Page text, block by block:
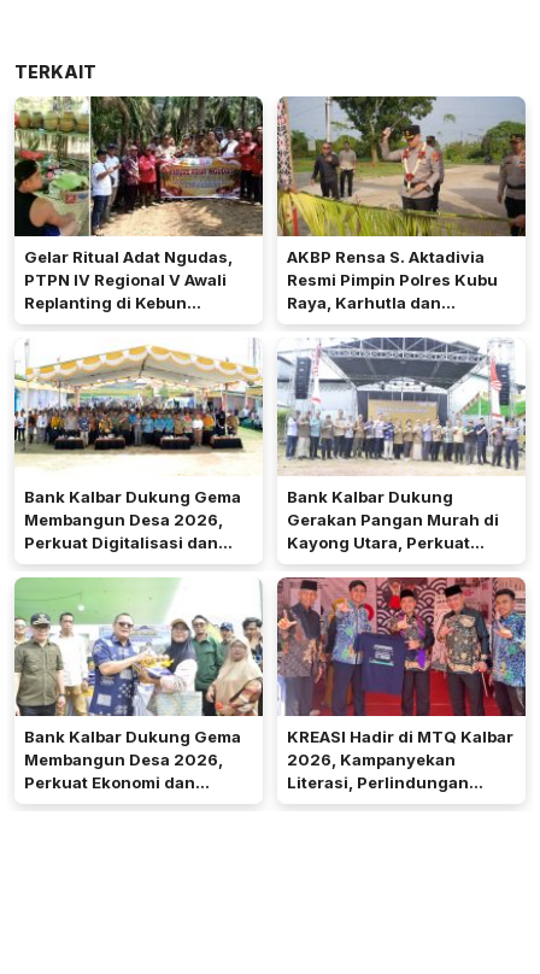
TERKAIT
Gelar Ritual Adat Ngudas,
PTPN IV Regional V Awali
Replanting di Kebun
Kembayan
AKBP Rensa S. Aktadivia
Resmi Pimpin Polres Kubu
Raya, Karhutla dan
Pelayanan Publik Jadi
Prioritas
Bank Kalbar Dukung Gema
Membangun Desa 2026,
Perkuat Digitalisasi dan
Ekonomi Desa Teluk Batang
Bank Kalbar Dukung
Gerakan Pangan Murah di
Kayong Utara, Perkuat
Akses Keuangan
Masyarakat
Bank Kalbar Dukung Gema
Membangun Desa 2026,
Perkuat Ekonomi dan
Kemandirian Desa di Kalbar
KREASI Hadir di MTQ Kalbar
2026, Kampanyekan
Literasi, Perlindungan
Anak, dan Wajib Belajar 13